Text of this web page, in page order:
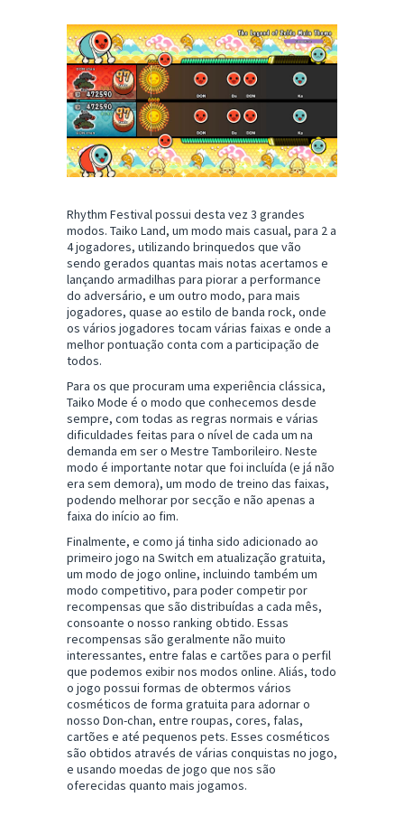
Rhythm Festival possui desta vez 3 grandes
modos. Taiko Land, um modo mais casual, para 2 a
4 jogadores, utilizando brinquedos que vão
sendo gerados quantas mais notas acertamos e
lançando armadilhas para piorar a performance
do adversário, e um outro modo, para mais
jogadores, quase ao estilo de banda rock, onde
os vários jogadores tocam várias faixas e onde a
melhor pontuação conta com a participação de
todos.
Para os que procuram uma experiência clássica,
Taiko Mode é o modo que conhecemos desde
sempre, com todas as regras normais e várias
dificuldades feitas para o nível de cada um na
demanda em ser o Mestre Tamborileiro. Neste
modo é importante notar que foi incluída (e já não
era sem demora), um modo de treino das faixas,
podendo melhorar por secção e não apenas a
faixa do início ao fim.
Finalmente, e como já tinha sido adicionado ao
primeiro jogo na Switch em atualização gratuita,
um modo de jogo online, incluindo também um
modo competitivo, para poder competir por
recompensas que são distribuídas a cada mês,
consoante o nosso ranking obtido. Essas
recompensas são geralmente não muito
interessantes, entre falas e cartões para o perfil
que podemos exibir nos modos online. Aliás, todo
o jogo possui formas de obtermos vários
cosméticos de forma gratuita para adornar o
nosso Don-chan, entre roupas, cores, falas,
cartões e até pequenos pets. Esses cosméticos
são obtidos através de várias conquistas no jogo,
e usando moedas de jogo que nos são
oferecidas quanto mais jogamos.